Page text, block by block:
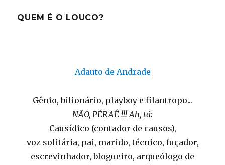
QUEM É O LOUCO?
Adauto de Andrade
Gênio, bilionário, playboy e filantropo...
NÃO, PÉRAÊ !!! Ah, tá:
Causídico (contador de causos),
voz solitária, pai, marido, técnico, fuçador,
escrevinhador, blogueiro, arqueólogo de